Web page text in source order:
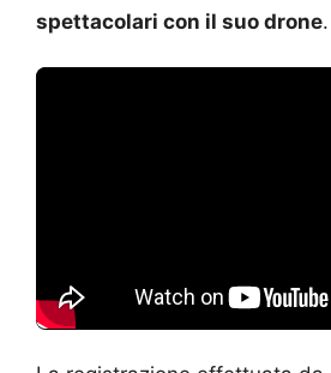
spettacolari con il suo drone
La registrazione effettuata da